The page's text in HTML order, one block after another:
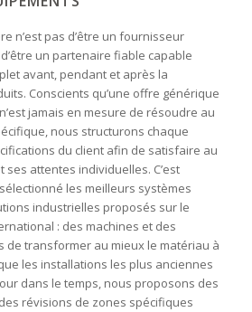
n’est pas d’être un fournisseur
un partenaire fiable capable
avant, pendant et après la
Conscients qu’une offre générique
jamais en mesure de résoudre au
nous structurons chaque
du client afin de satisfaire au
ses attentes individuelles. C’est
les meilleurs systèmes
industrielles proposés sur le
: des machines et des
de transformer au mieux le matériau à
les installations les plus anciennes
dans le temps, nous proposons des
révisions de zones spécifiques